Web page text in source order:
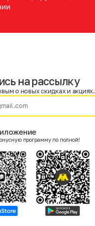
Фамилия
по электронной почте
на рассылку
о новых скидках и акциях.
программу по полной!